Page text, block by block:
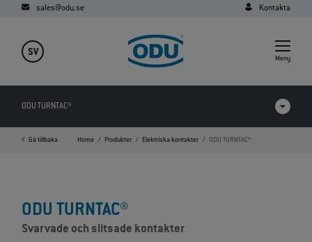
sales@odu.se Kontakta
SV
Meny
ODU TURNTAC®
Produkter i jämförelse
Nedladdningar
Gå tillbaka Home Produkter Elektriska kontakter ODU TURNTAC®
ODU TURNTAC®
Svarvade och slitsade kontakter